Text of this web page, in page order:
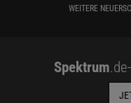
WEITERE
Spektrum